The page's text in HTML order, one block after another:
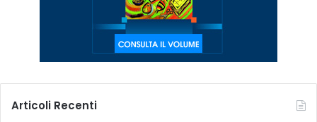
Articoli Recenti